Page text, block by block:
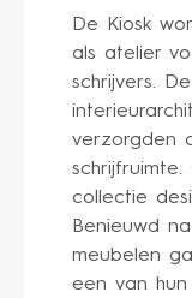
De Kiosk
als atelier
schrijvers.
verzorgden
collectie
Benieuwd
meubelen
een van hun